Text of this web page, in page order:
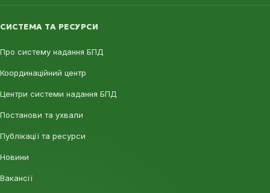
СИСТЕМА ТА РЕСУРСИ
Про систему надання БПД
Координаційний центр
Центри системи надання БПД
Постанови та ухвали
Публікації та ресурси
Новини
Вакансії